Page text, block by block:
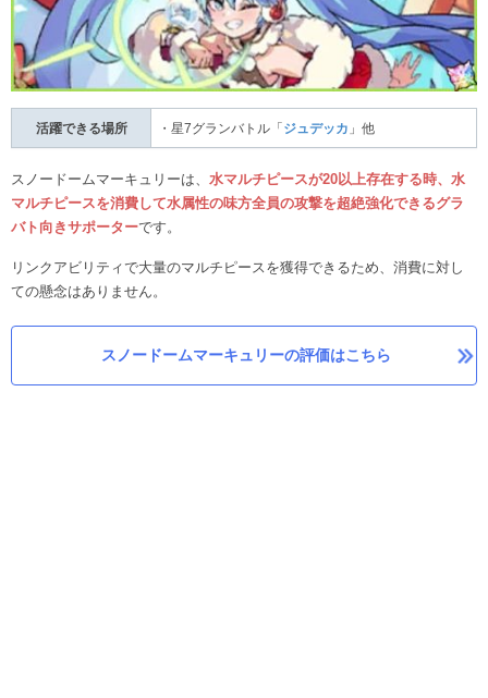
活躍できる場所 ・星7グランバトル「 ジュデッカ 」他
スノードームマーキュリーは、 水マルチピースが20以上存在する時、水
マルチピースを消費して水属性の味方全員の攻撃を超絶強化できるグラ
バト向きサポーターです。
リンクアビリティで大量のマルチピースを獲得できるため、消費に対し
ての懸念はありません。
スノードームマーキュリーの評価はこちら